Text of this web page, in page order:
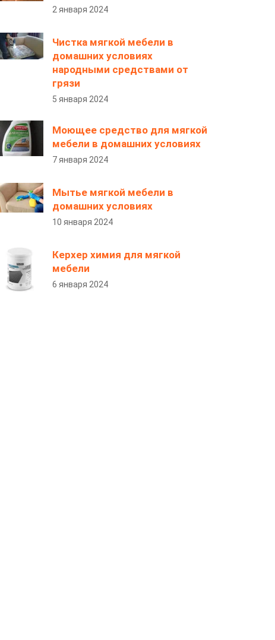
2 января 2024
Чистка мягкой мебели в
домашних условиях
народными средствами от
грязи
5 января 2024
Моющее средство для мягкой
мебели в домашних условиях
7 января 2024
Мытье мягкой мебели в
домашних условиях
10 января 2024
Керхер химия для мягкой
мебели
6 января 2024